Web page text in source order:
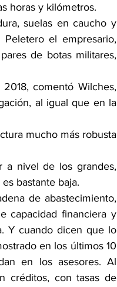
horas y kilómetros.
suelas en caucho y
el empresario,
de botas militares,
comentó Wilches,
al igual que en la
mucho más robusta
a nivel de los grandes,
bastante baja.
de abastecimiento,
capacidad financiera y
Y cuando dicen que lo
en los últimos 10
en los asesores. Al
créditos, con tasas de